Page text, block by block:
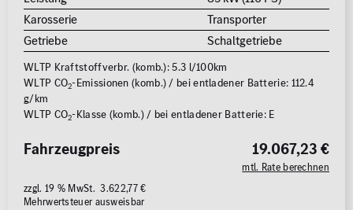
Karosserie
Transporter
Getriebe
Schaltgetriebe
WLTP Kraftstoffverbr. (komb.): 5.3 l/100km
WLTP CO2-Emissionen (komb.) / bei entladener Batterie: 112.4
g/km
WLTP CO2-Klasse (komb.) / bei entladener Batterie: E
19.067,23 €
mtl. Rate berechnen
Fahrzeugpreis
zzgl. 19 % MwSt. 3.622,77 €
Mehrwertsteuer ausweisbar